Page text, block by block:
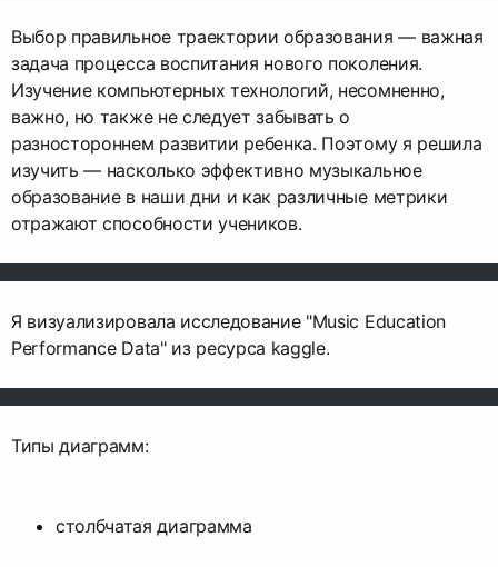
Выбор правильное траектории образования — важная
задача процесса воспитания нового поколения.
Изучение компьютерных технологий, несомненно,
важно, но также не следует забывать о
разностороннем развитии ребенка. Поэтому я решила
изучить — насколько эффективно музыкальное
образование в наши дни и как различные метрики
отражают способности учеников.
Я визуализировала исследование "Music Education
Performance Data" из ресурса kaggle.
Типы диаграмм:
столбчатая диаграмма